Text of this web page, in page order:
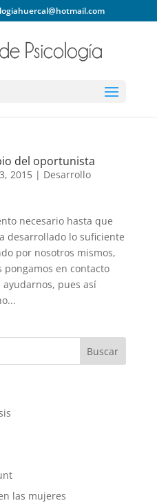
del oportunista
2015| Desarrollo
necesario hasta que
desarrollado lo suficiente
por nosotros mismos,
en contacto
pues así
las mujeres